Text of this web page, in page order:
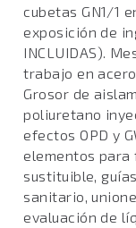
cubetas GN1/1
exposición de
INCLUIDAS).
trabajo en
Grosor de
poliuretano
efectos OPD y
elementos
sustituible,
sanitario,
evaluación de